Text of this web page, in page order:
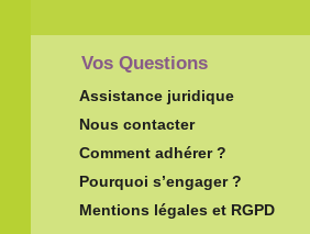
Vos Questions
Assistance juridique
Nous contacter
Comment adhérer ?
Pourquoi s’engager ?
Mentions légales et RGPD